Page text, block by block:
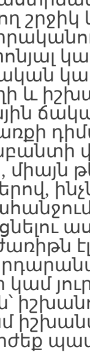
շրջիկ
և
միայն
կամ